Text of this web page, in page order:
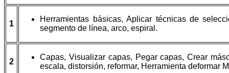
1
Herramientas básicas, Aplicar técnicas de
segmento de línea, arco, espiral.
2
Capas, Visualizar capas, Pegar capas, Crear
escala, distorsión, reformar, Herramienta deformar